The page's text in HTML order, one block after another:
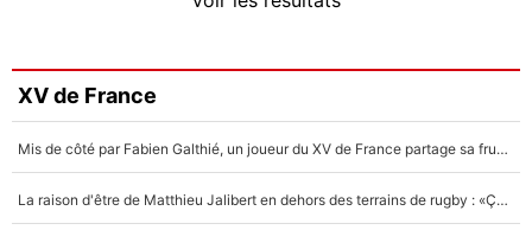
Faris Moumbagna
4%
Un autre joueur
5%
XV de France
Mis de côté par Fabien Galthié, un joueur du XV de France partage sa frustration : «ils ne me l’ont pas dit tout de suite»
La raison d'être de Matthieu Jalibert en dehors des terrains de rugby : «Ça m'atteint autant que si tu touches à un membre de ma famille»